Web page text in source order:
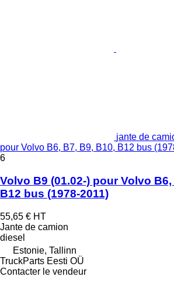
jante de
pour Volvo B6, B7, B9, B10, B12 bus
6
Volvo B9 (01.02-) pour Volvo B6,
B12 bus (1978-2011)
55,65 € HT
Jante de camion
diesel
Estonie, Tallinn
TruckParts Eesti OÜ
Contacter le vendeur